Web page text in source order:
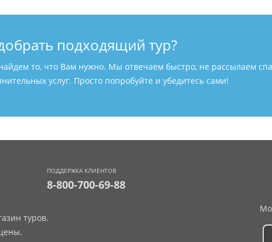
подходящий тур?
то, что Вам нужно. Мы отвечаем быстро, не рассылаем
услуг. Просто попробуйте и убедитесь сами!
ПОДДЕРЖКА КЛИЕНТОВ
8-800-700-69-88
туров.